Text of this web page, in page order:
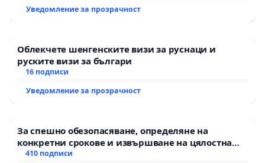
Уведомление за прозрачност
Облекчете шенгенските визи за руснаци и
руските визи за българи
16 подписи
Уведомление за прозрачност
За спешно обезопасяване, определяне на
конкретни срокове и извършване на цялостна
рехабилитация на републиканския път между
410 подписи